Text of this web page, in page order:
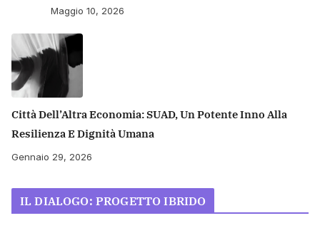
Maggio 10, 2026
Città Dell’Altra Economia: SUAD, Un Potente Inno Alla
Resilienza E Dignità Umana
Gennaio 29, 2026
IL DIALOGO: PROGETTO IBRIDO